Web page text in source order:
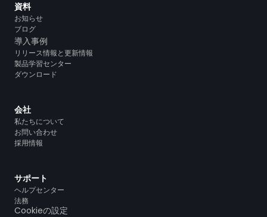
資料
お知らせ
ブログ
導入事例
リリース情報と更新情報
製品学習センター
ダウンロード
会社
私たちについて
お問い合わせ
採用情報
サポート
ヘルプセンター
法務
Cookieの設定